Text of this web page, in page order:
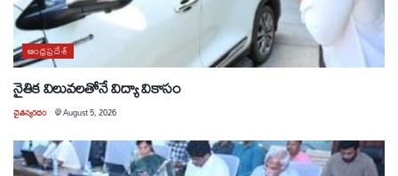
ఆంధ్రప్రదేశ్
నైతిక విలువలతోనే విద్యా వికాసం
చైతన్యరధం @August 5, 2026